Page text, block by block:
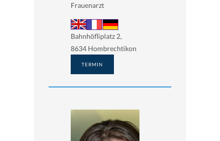
Frauenarzt
Bahnhöfliplatz 2,
8634 Hombrechtikon
TERMIN